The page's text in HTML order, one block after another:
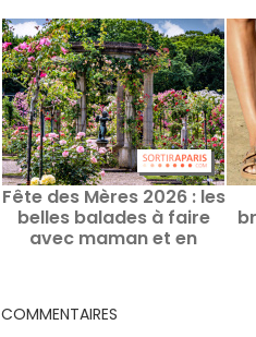
Fête des Mères 2026 : les
belles balades à faire
avec maman et en
COMMENTAIRES